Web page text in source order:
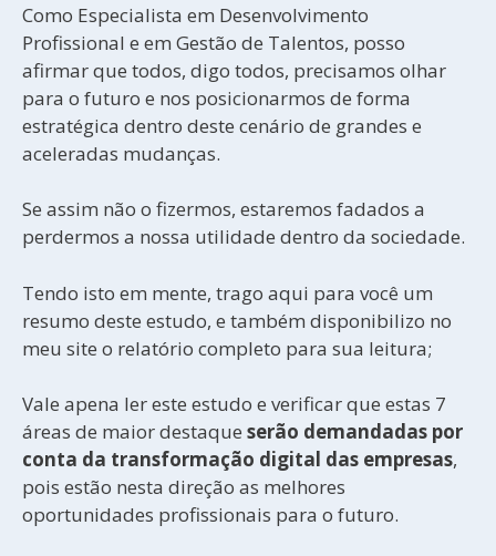
Como Especialista em Desenvolvimento
Profissional e em Gestão de Talentos, posso
afirmar que todos, digo todos, precisamos olhar
para o futuro e nos posicionarmos de forma
estratégica dentro deste cenário de grandes e
aceleradas mudanças.
Se assim não o fizermos, estaremos fadados a
perdermos a nossa utilidade dentro da sociedade.
Tendo isto em mente, trago aqui para você um
resumo deste estudo, e também disponibilizo no
meu site o relatório completo para sua leitura;
Vale apena ler este estudo e verificar que estas 7
áreas de maior destaque serão demandadas por
conta da transformação digital das empresas,
pois estão nesta direção as melhores
oportunidades profissionais para o futuro.